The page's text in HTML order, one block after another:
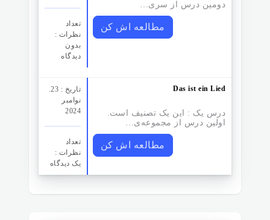
تعداد
نظرات‌ :
بدون
دیدگاه
دومین درس از سری…
مطالعه اش کن
تاریخ : 23.
نوامبر
2024
تعداد
نظرات‌ :
یک دیدگاه
Das ist ein Lied
درس یک : این یک تصنیف است.
اولین درس از مجموعه‌ی…
مطالعه اش کن